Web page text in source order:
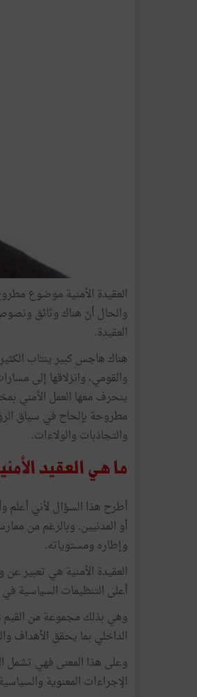
العقيدة الأمنية موضوع
والحال أنّ هناك وثائق
العقيدة.
هناك هاجس كبير ينتاب
والقومي، وانزلاقها إلى
ينحرف معها العمل الأمني
مطروحة بإلحاح في سياق
والتجاذبات والولاءات.
ما هي العقيد
أطرح هذا السؤال لأني أعلم
أو المدنيين. وبالرغم من
وإطاره ومستوياته.
العقيدة الأمنية هي تعبير
أعلى التنظيمات السياسية
وهي بذلك مجموعة من القيم
الداخلي بما يحقق الأهداف
وعلى هذا المعنى فهي تشمل
الإجراءات المعنوية